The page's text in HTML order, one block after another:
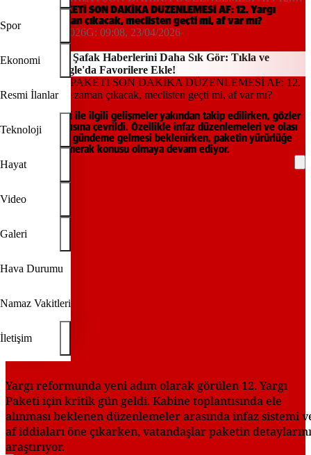
Spor
Ekonomi
Resmi İlanlar
Teknoloji
Hayat
Video
Galeri
Hava Durumu
Namaz Vakitleri
İletişim
Yargı paketi ne zaman çıkacak, meclisten geçti mi, af var mı?
12. YARGI PAKETİ SON DAKİKA DÜZENLEMESİ AF: 12. Yargı
paketi ne zaman çıkacak, meclisten geçti mi, af var mı?
09:21, 22/04/2026G: 09:08, 23/04/2026
Yeni Şafak Haberlerini Daha Sık Gör: Tıkla ve
Google'da Favorilere Ekle!
12. Yargı Paketi ile ilgili gelişmeler yakından takip edilirken, gözler
Kabine toplantısına çevrildi. Özellikle infaz düzenlemeleri ve olası
af başlıklarının gündeme gelmesi beklenirken, paketin yürürlüğe
gireceği tarih merak konusu olmaya devam ediyor.
Yargı reformunda yeni adım olarak görülen 12. Yargı
Paketi için kritik gün geldi. Kabine toplantısında ele
alınması beklenen düzenlemeler arasında infaz sistemi
af iddiaları öne çıkarken, vatandaşlar paketin detaylarını
araştırıyor.